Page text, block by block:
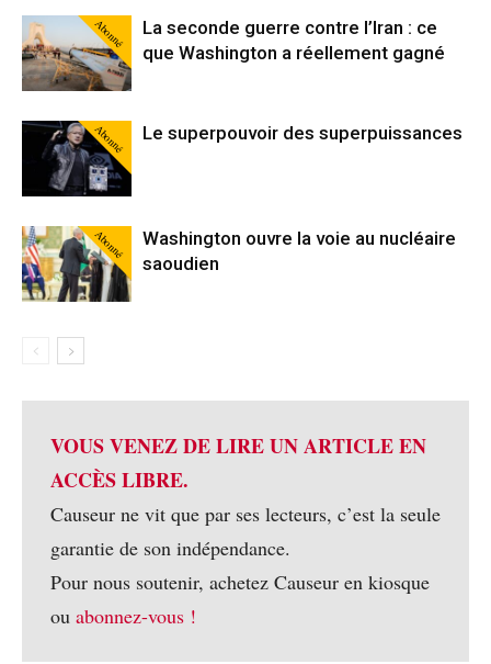
Abonné
La seconde guerre contre l’Iran : ce
que Washington a réellement gagné
Abonné Le superpouvoir des superpuissances
Abonné
Washington ouvre la voie au nucléaire
saoudien
VOUS VENEZ DE LIRE UN ARTICLE EN
ACCÈS LIBRE.
Causeur ne vit que par ses lecteurs, c’est la seule
garantie de son indépendance.
Pour nous soutenir, achetez Causeur en kiosque
ou abonnez-vous !